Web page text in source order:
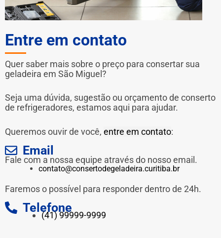
Entre em contato
Quer saber mais sobre o preço para consertar sua
geladeira em São Miguel?
Seja uma dúvida, sugestão ou orçamento de conserto
de refrigeradores, estamos aqui para ajudar.
Queremos ouvir de você, entre em contato:
Email
Fale com a nossa equipe através do nosso email.
contato@consertodegeladeira.curitiba.br
Faremos o possível para responder dentro de 24h.
Telefone
(41) 99999-9999